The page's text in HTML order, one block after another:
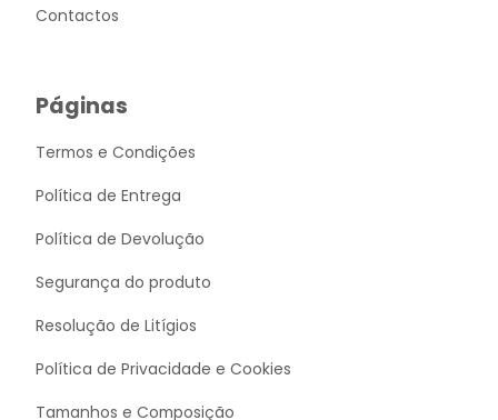
Contactos
Páginas
Termos e Condições
Política de Entrega
Política de Devolução
Segurança do produto
Resolução de Litígios
Política de Privacidade e Cookies
Tamanhos e Composição